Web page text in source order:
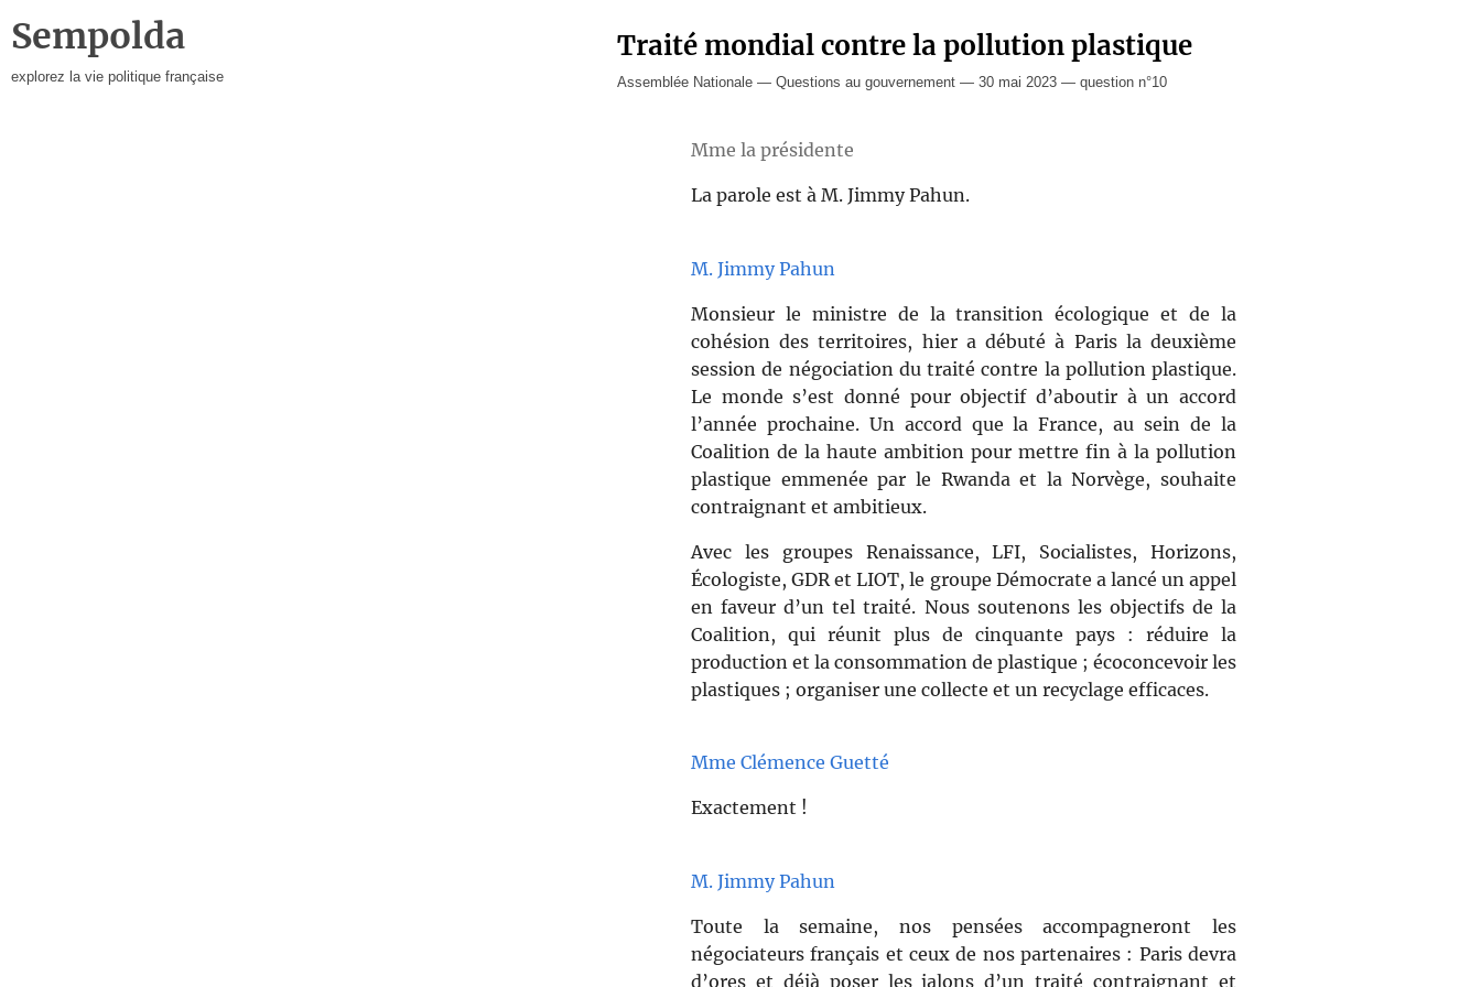
Sempolda
explorez la vie politique française
Traité mondial contre la pollution plastique
Assemblée Nationale — Questions au gouvernement — 30 mai 2023 — question n°10
Mme la présidente
La parole est à M. Jimmy Pahun.
M. Jimmy Pahun
Monsieur le ministre de la transition écologique et de la
cohésion des territoires, hier a débuté à Paris la deuxième
session de négociation du traité contre la pollution plastique.
Le monde s’est donné pour objectif d’aboutir à un accord
l’année prochaine. Un accord que la France, au sein de la
Coalition de la haute ambition pour mettre fin à la pollution
plastique emmenée par le Rwanda et la Norvège, souhaite
contraignant et ambitieux.
Avec les groupes Renaissance, LFI, Socialistes, Horizons,
Écologiste, GDR et LIOT, le groupe Démocrate a lancé un appel
en faveur d’un tel traité. Nous soutenons les objectifs de la
Coalition, qui réunit plus de cinquante pays : réduire la
production et la consommation de plastique ; écoconcevoir les
plastiques ; organiser une collecte et un recyclage efficaces.
Mme Clémence Guetté
Exactement !
M. Jimmy Pahun
Toute la semaine, nos pensées accompagneront les
négociateurs français et ceux de nos partenaires : Paris devra
d’ores et déjà poser les jalons d’un traité contraignant et